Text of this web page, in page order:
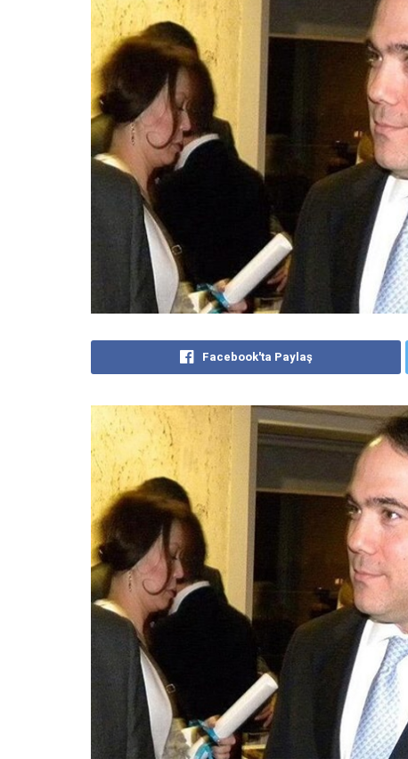
Facebook'ta Paylaş